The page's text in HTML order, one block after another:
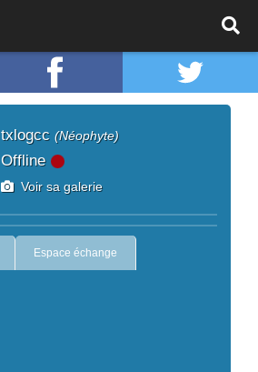
txlogcc (Néophyte)
Offline
Voir sa galerie
Espace échange